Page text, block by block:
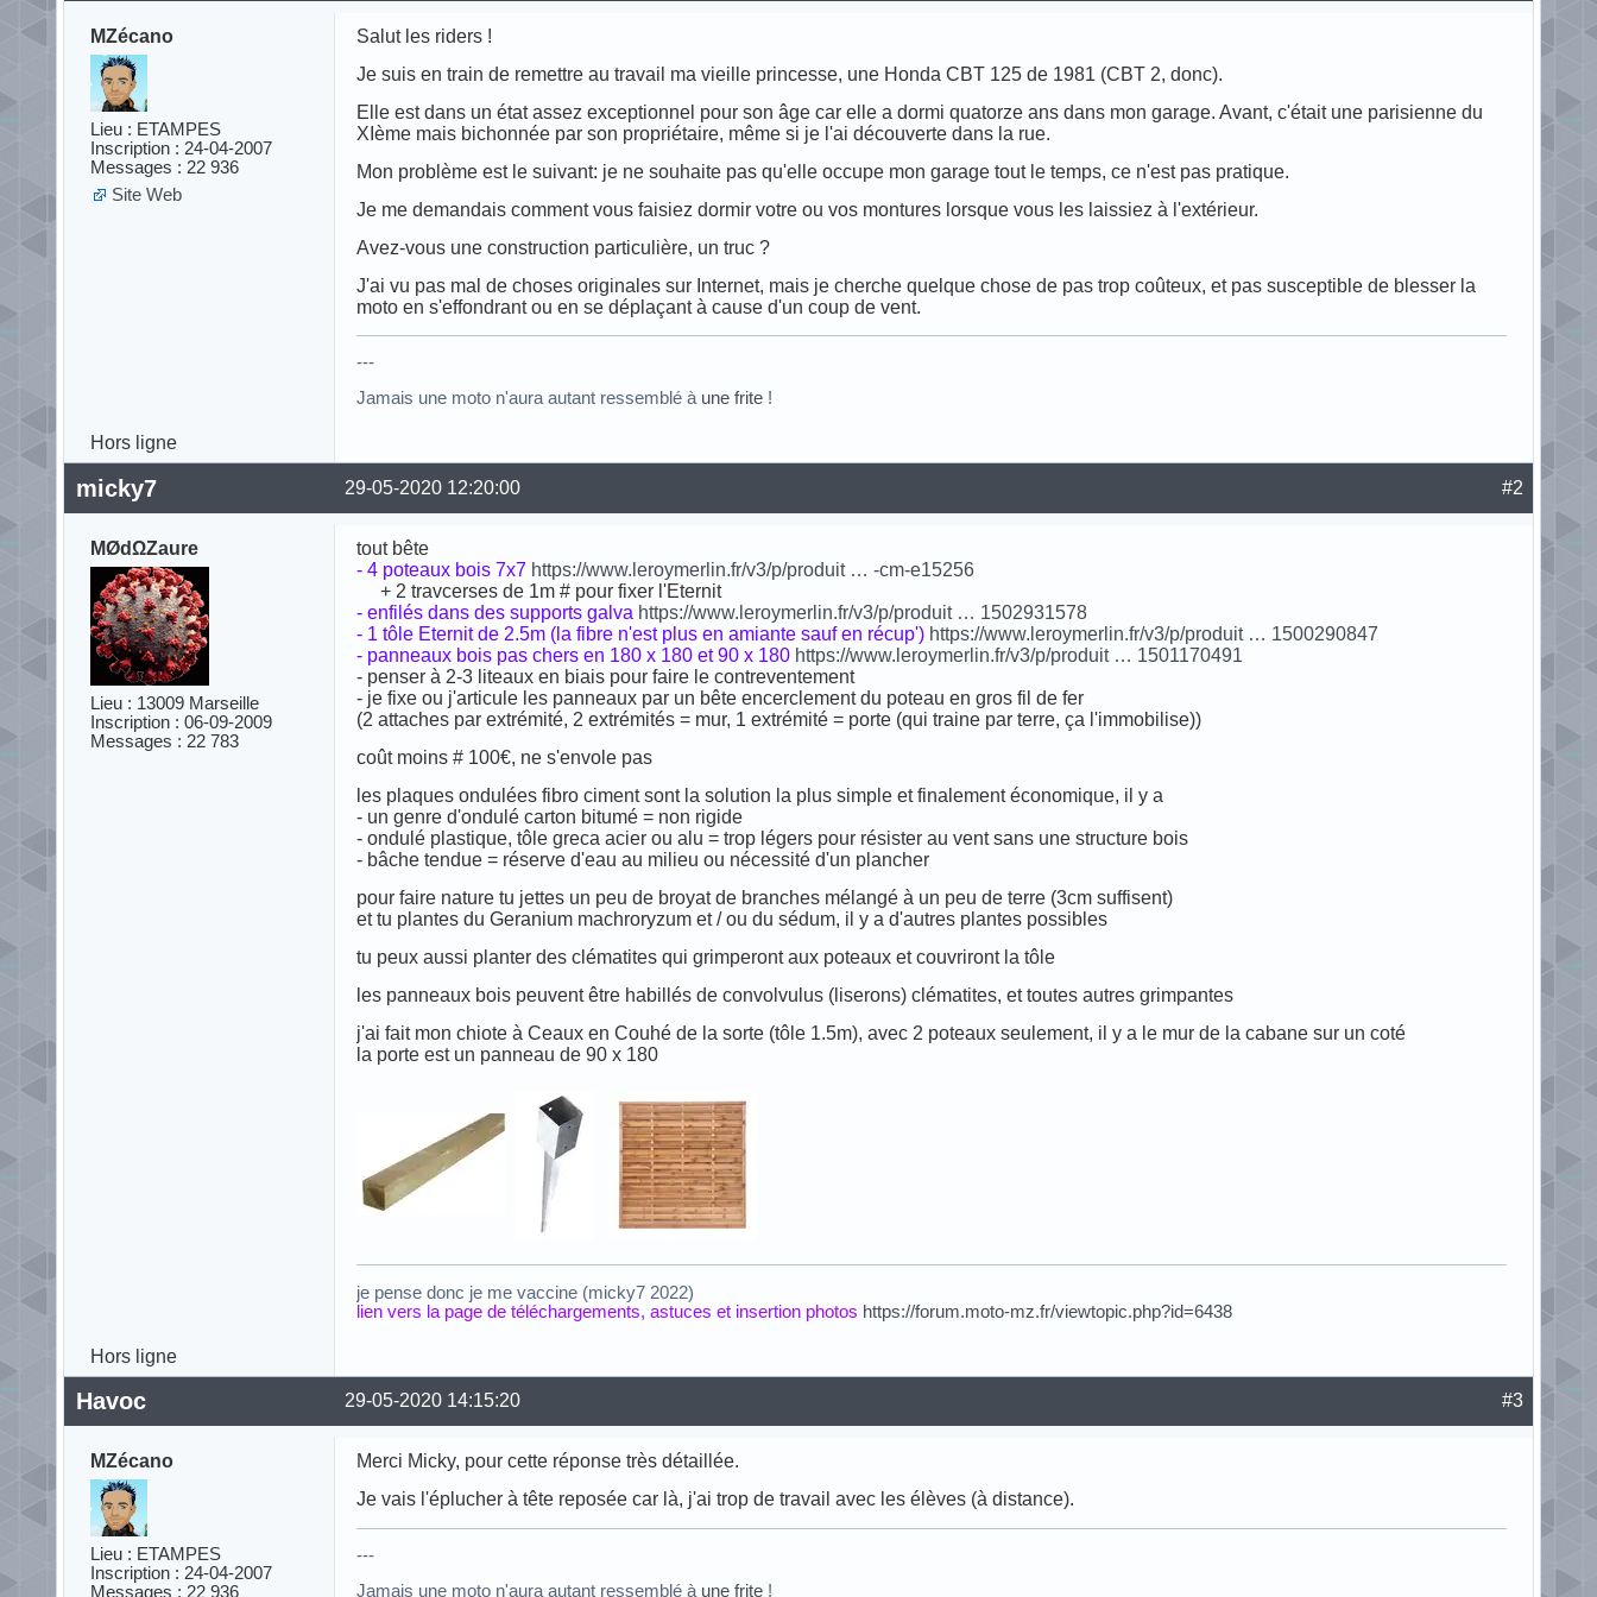
MZécano
Lieu : ETAMPES
Inscription : 24-04-2007
Messages : 22 936
Site Web
Salut les riders !
Je suis en train de remettre au travail ma vieille princesse, une Honda CBT 125 de 1981 (CBT 2, donc).
Elle est dans un état assez exceptionnel pour son âge car elle a dormi quatorze ans dans mon garage. Avant, c'était une parisienne du
XIème mais bichonnée par son propriétaire, même si je l'ai découverte dans la rue.
Mon problème est le suivant: je ne souhaite pas qu'elle occupe mon garage tout le temps, ce n'est pas pratique.
Je me demandais comment vous faisiez dormir votre ou vos montures lorsque vous les laissiez à l'extérieur.
Avez-vous une construction particulière, un truc ?
J'ai vu pas mal de choses originales sur Internet, mais je cherche quelque chose de pas trop coûteux, et pas susceptible de blesser la
moto en s'effondrant ou en se déplaçant à cause d'un coup de vent.
---
Jamais une moto n'aura autant ressemblé à une frite !
Hors ligne
#2
29-05-2020 12:20:00
micky7
MØdΩZaure
Lieu : 13009 Marseille
Inscription : 06-09-2009
Messages : 22 783
tout bête
- 4 poteaux bois 7x7 https://www.leroymerlin.fr/v3/p/produit … -cm-e15256
+ 2 travcerses de 1m # pour fixer l'Eternit
- enfilés dans des supports galva https://www.leroymerlin.fr/v3/p/produit … 1502931578
- 1 tôle Eternit de 2.5m (la fibre n'est plus en amiante sauf en récup') https://www.leroymerlin.fr/v3/p/produit … 1500290847
- panneaux bois pas chers en 180 x 180 et 90 x 180 https://www.leroymerlin.fr/v3/p/produit … 1501170491
- penser à 2-3 liteaux en biais pour faire le contreventement
- je fixe ou j'articule les panneaux par un bête encerclement du poteau en gros fil de fer
(2 attaches par extrémité, 2 extrémités = mur, 1 extrémité = porte (qui traine par terre, ça l'immobilise))
coût moins # 100€, ne s'envole pas
les plaques ondulées fibro ciment sont la solution la plus simple et finalement économique, il y a
- un genre d'ondulé carton bitumé = non rigide
- ondulé plastique, tôle greca acier ou alu = trop légers pour résister au vent sans une structure bois
- bâche tendue = réserve d'eau au milieu ou nécessité d'un plancher
pour faire nature tu jettes un peu de broyat de branches mélangé à un peu de terre (3cm suffisent)
et tu plantes du Geranium machroryzum et / ou du sédum, il y a d'autres plantes possibles
tu peux aussi planter des clématites qui grimperont aux poteaux et couvriront la tôle
les panneaux bois peuvent être habillés de convolvulus (liserons) clématites, et toutes autres grimpantes
j'ai fait mon chiote à Ceaux en Couhé de la sorte (tôle 1.5m), avec 2 poteaux seulement, il y a le mur de la cabane sur un coté
la porte est un panneau de 90 x 180
je pense donc je me vaccine (micky7 2022)
lien vers la page de téléchargements, astuces et insertion photos https://forum.moto-mz.fr/viewtopic.php?id=6438
Hors ligne
#3
29-05-2020 14:15:20
Havoc
MZécano
Lieu : ETAMPES
Inscription : 24-04-2007
Messages : 22 936
Merci Micky, pour cette réponse très détaillée.
Je vais l'éplucher à tête reposée car là, j'ai trop de travail avec les élèves (à distance).
---
Jamais une moto n'aura autant ressemblé à une frite !